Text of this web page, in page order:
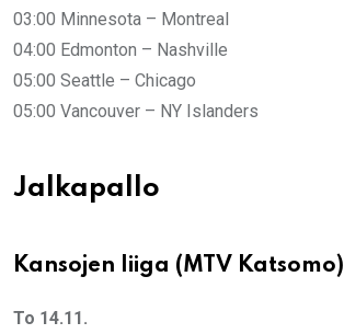
03:00 Minnesota – Montreal
04:00 Edmonton – Nashville
05:00 Seattle – Chicago
05:00 Vancouver – NY Islanders
Jalkapallo
Kansojen liiga (MTV Katsomo)
To 14.11.